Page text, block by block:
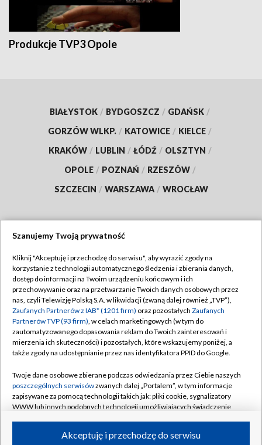
Produkcje TVP3 Opole
BIAŁYSTOK / BYDGOSZCZ / GDAŃSK /
GORZÓW WLKP. / KATOWICE / KIELCE /
KRAKÓW / LUBLIN / ŁÓDŹ / OLSZTYN /
OPOLE / POZNAŃ / RZESZÓW /
SZCZECIN / WARSZAWA / WROCŁAW
TVP
Abonament TVP
Emisja w TVP
Centrum informacji TVP
Naziemna Telewizja Cyfrowa
Rada Programowa
System NOS
Informacje o nadawcy
Program dla prasy
Regulamin TVP
Polityka prywatności
Moje zgody
Pomoc
Kontakt
Kanały
Szanujemy Twoją prywatność
Kliknij "Akceptuję i przechodzę do serwisu", aby wyrazić zgody na
korzystanie z technologii automatycznego śledzenia i zbierania danych,
dostęp do informacji na Twoim urządzeniu końcowym i ich
przechowywanie oraz na przetwarzanie Twoich danych osobowych przez
nas, czyli Telewizję Polską S.A. w likwidacji (zwaną dalej również „TVP”),
Zaufanych Partnerów z IAB* (1201 firm) oraz pozostałych Zaufanych
Partnerów TVP (93 firm), w celach marketingowych (w tym do
zautomatyzowanego dopasowania reklam do Twoich zainteresowań i
mierzenia ich skuteczności) i pozostałych, które wskazujemy poniżej, a
także zgody na udostępnianie przez nas identyfikatora PPID do Google.
Twoje dane osobowe zbierane podczas odwiedzania przez Ciebie naszych
poszczególnych serwisówzwanych dalej „Portalem”, w tym informacje
zapisywane za pomocą technologii takich jak: pliki cookie, sygnalizatory
WWW lub innych podobnych technologii umożliwiających świadczenie
ruchu w Internecie.Akceptuję i przechodzę do serwisu